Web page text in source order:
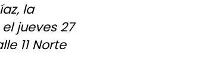
la
jueves 27
11 Norte